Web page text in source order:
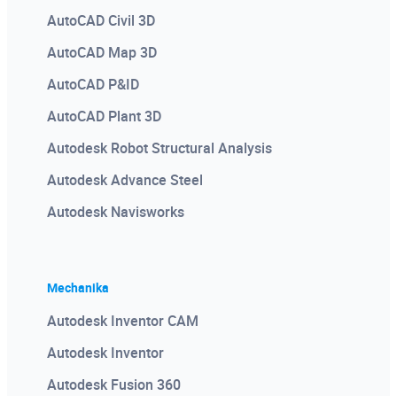
AutoCAD Civil 3D
AutoCAD Map 3D
AutoCAD P&ID
AutoCAD Plant 3D
Autodesk Robot Structural Analysis
Autodesk Advance Steel
Autodesk Navisworks
Mechanika
Autodesk Inventor CAM
Autodesk Inventor
Autodesk Fusion 360